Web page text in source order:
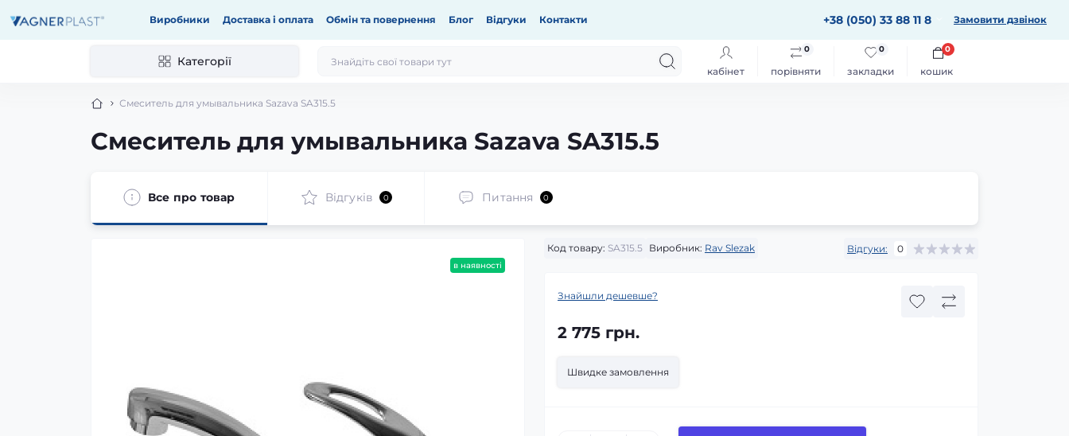
Виробники Доставка і оплата Обмін та повернення Блог Відгуки Контакти +38 (050) 33 88 11 8 Замовити дзвінок
Категорії
кабінет порівняти
0
закладки
0
кошик
0
Смеситель для умывальника Sazava SA315.5
Смеситель для умывальника Sazava SA315.5
Все про товар Відгуків 0 Питання 0
в наявності
Код товару: SA315.5 Виробник: Rav Slezak Відгуки: 0
Знайшли дешевше?
2 775 грн.
Швидке замовлення